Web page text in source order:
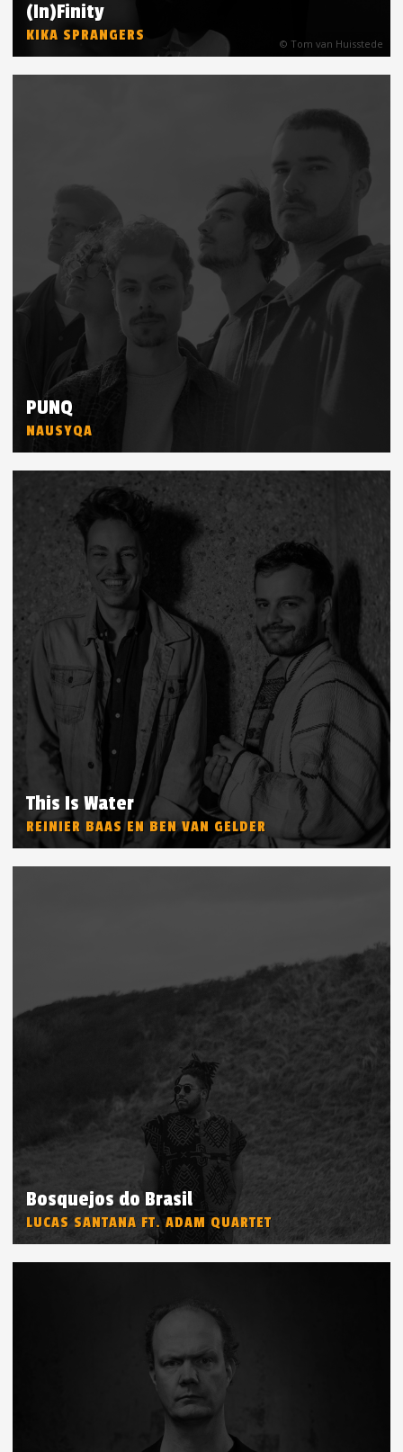
© Tom van Huisstede
(In)Finity
KIKA SPRANGERS
PUNQ
NAUSYQA
This Is Water
REINIER BAAS EN BEN VAN GELDER
Bosquejos do Brasil
LUCAS SANTANA FT. ADAM QUARTET